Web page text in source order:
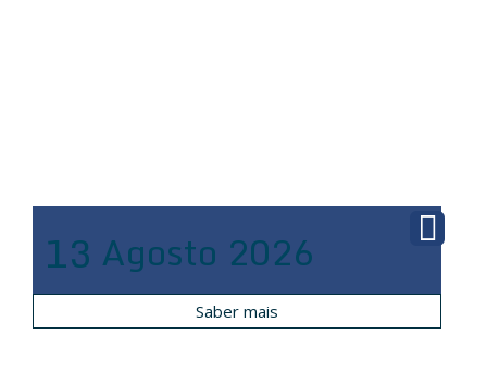
13 Agosto 2026
Saber mais